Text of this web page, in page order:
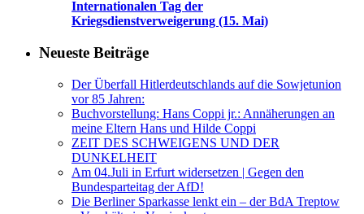
Internationalen Tag der
Kriegsdienstverweigerung (15. Mai)
Neueste Beiträge
Der Überfall Hitlerdeutschlands auf die Sowjetunion
vor 85 Jahren:
Buchvorstellung: Hans Coppi jr.: Annäherungen an
meine Eltern Hans und Hilde Coppi
ZEIT DES SCHWEIGENS UND DER
DUNKELHEIT
Am 04.Juli in Erfurt widersetzen | Gegen den
Bundesparteitag der AfD!
Die Berliner Sparkasse lenkt ein – der BdA Treptow